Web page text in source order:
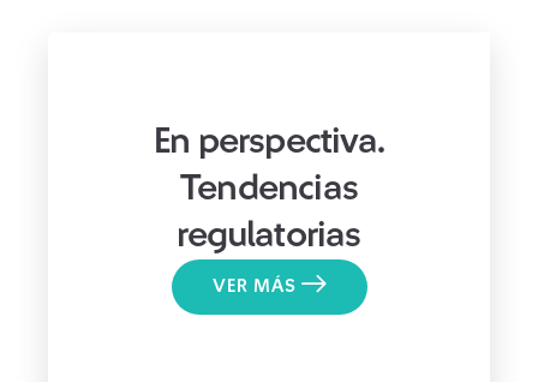
En perspectiva.
Tendencias
regulatorias
VER MÁS